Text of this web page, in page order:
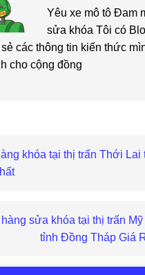
Yêu xe mô tô Đam
sửa khóa Tôi có
các thông tin kiến thức
cho cộng đồng
khóa tại thị trấn Thới Lai
sửa khóa tại thị trấn
tỉnh Đồng Tháp Giá